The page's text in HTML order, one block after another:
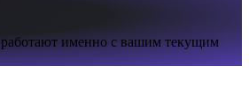
именно с вашим текущим